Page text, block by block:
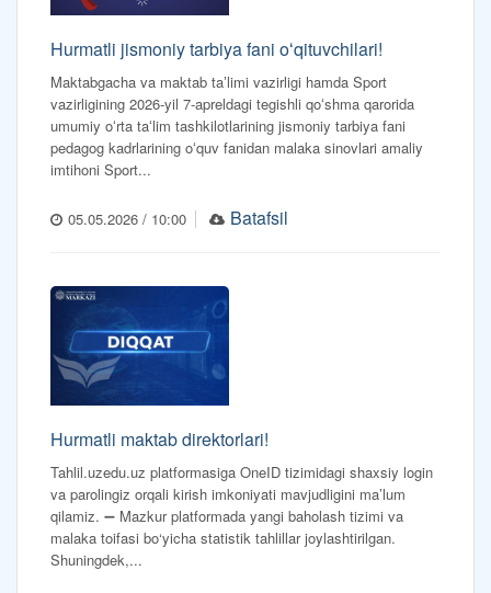
Hurmatli jismoniy tarbiya fani oʻqituvchilari!
Maktabgacha va maktab taʼlimi vazirligi hamda Sport
vazirligining 2026-yil 7-apreldagi tegishli qoʻshma qarorida
umumiy oʻrta taʻlim tashkilotlarining jismoniy tarbiya fani
pedagog kadrlarining oʻquv fanidan malaka sinovlari amaliy
imtihoni Sport...
05.05.2026 / 10:00 Batafsil
Hurmatli maktab direktorlari!
Tahlil.uzedu.uz platformasiga OneID tizimidagi shaxsiy login
va parolingiz orqali kirish imkoniyati mavjudligini ma’lum
qilamiz. ➖ Mazkur platformada yangi baholash tizimi va
malaka toifasi bo‘yicha statistik tahlillar joylashtirilgan.
Shuningdek,...